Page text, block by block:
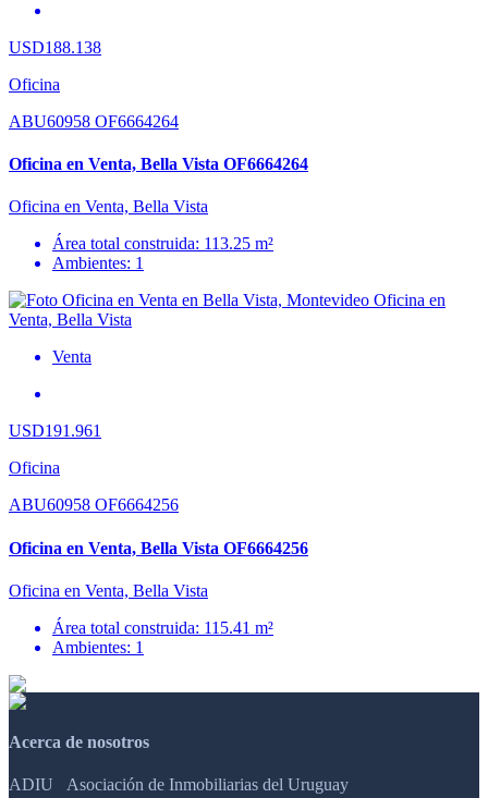
USD188.138
Oficina
ABU60958 OF6664264
Oficina en Venta, Bella Vista OF6664264
Oficina en Venta, Bella Vista
Área total construida: 113.25 m²
Ambientes: 1
Venta
USD191.961
Oficina
ABU60958 OF6664256
Oficina en Venta, Bella Vista OF6664256
Oficina en Venta, Bella Vista
Área total construida: 115.41 m²
Ambientes: 1
Acerca de nosotros
ADIU Asociación de Inmobiliarias del Uruguay